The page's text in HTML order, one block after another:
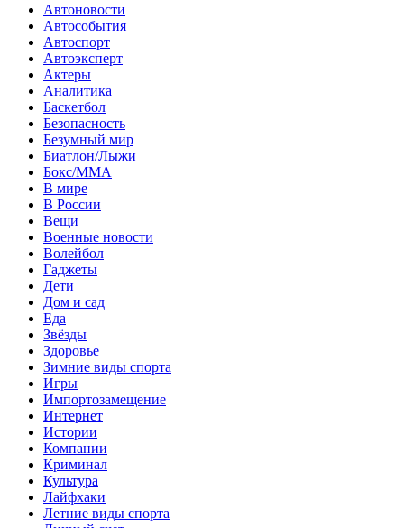
Автоновости
Автособытия
Автоспорт
Автоэксперт
Актеры
Аналитика
Баскетбол
Безопасность
Безумный мир
Биатлон/Лыжи
Бокс/MMA
В мире
В России
Вещи
Военные новости
Волейбол
Гаджеты
Дети
Дом и сад
Еда
Звёзды
Здоровье
Зимние виды спорта
Игры
Импортозамещение
Интернет
Истории
Компании
Криминал
Культура
Лайфхаки
Летние виды спорта